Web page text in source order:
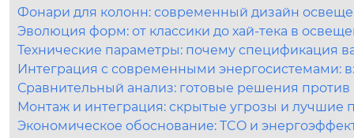
Фонари для колонн: современный дизайн
Эволюция форм: от классики до хай-тека в
Технические параметры: почему спецификация
Интеграция с современными энергосистемами:
Сравнительный анализ: готовые решения против
Монтаж и интеграция: скрытые угрозы и лучшие
Экономическое обоснование: TCO и